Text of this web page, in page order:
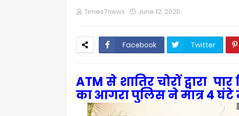
Times7news June 12, 2020
Facebook Twitter
ATM से शातिर चोरों द्वारा
का आगरा पुलिस ने मात्र 4